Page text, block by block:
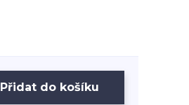
Přidat do košíku